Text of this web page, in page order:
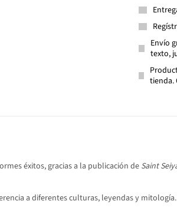
Envío
texto,
tienda.
éxitos, gracias a la publicación de Saint
a diferentes culturas, leyendas y mitología.